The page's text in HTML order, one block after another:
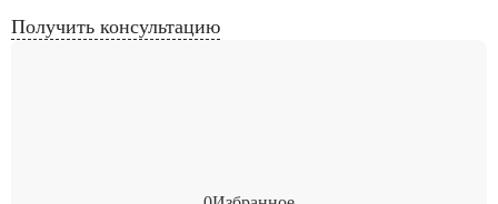
Получить консультацию